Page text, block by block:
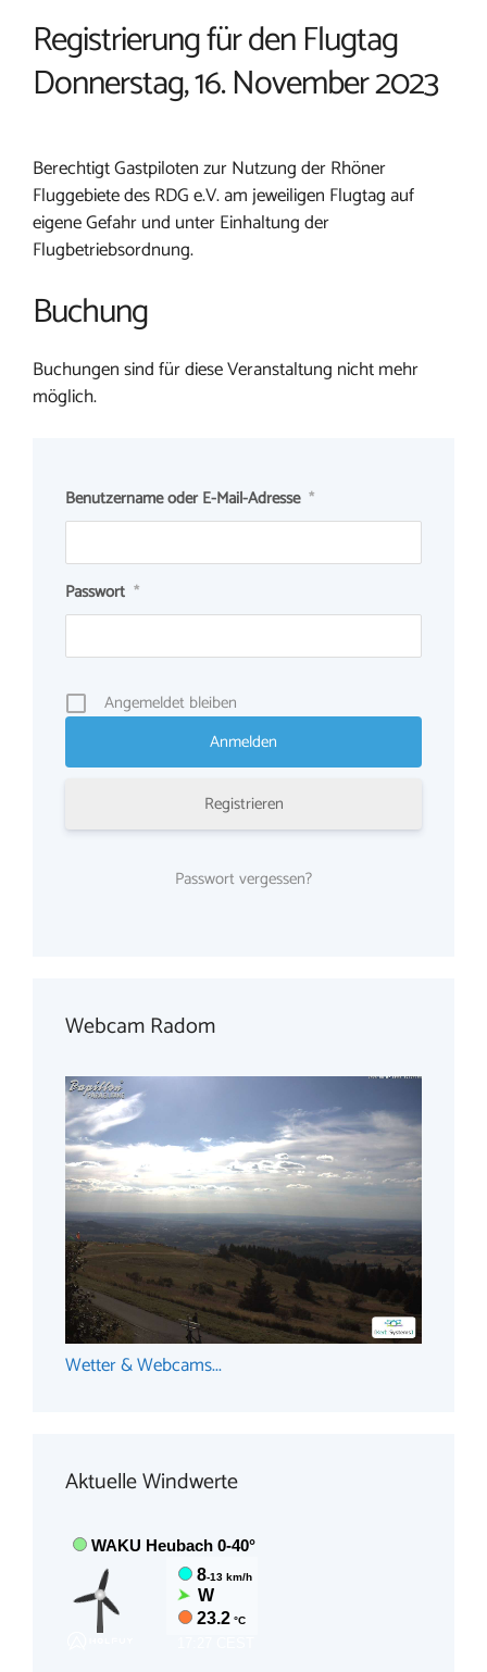
Registrierung für den Flugtag
Donnerstag, 16. November 2023
Berechtigt Gastpiloten zur Nutzung der Rhöner
Fluggebiete des RDG e.V. am jeweiligen Flugtag auf
eigene Gefahr und unter Einhaltung der
Flugbetriebsordnung.
Buchung
Buchungen sind für diese Veranstaltung nicht mehr
möglich.
Benutzername oder E-Mail-Adresse *
Passwort *
Angemeldet bleiben
Registrieren
Passwort vergessen?
Webcam Radom
Wetter & Webcams...
Aktuelle Windwerte